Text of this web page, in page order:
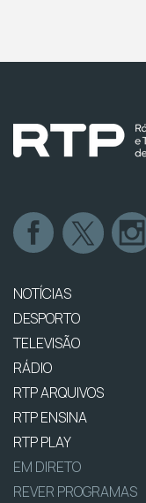
NOTÍCIAS
DESPORTO
TELEVISÃO
RÁDIO
RTP ARQUIVOS
RTP ENSINA
RTP PLAY
EM DIRETO
REVER PROGRAMAS